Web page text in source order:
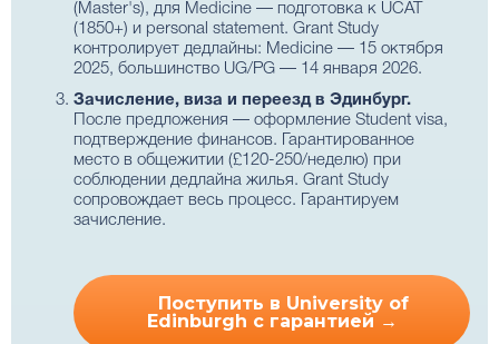
(Master's), для Medicine — подготовка к UCAT
(1850+) и personal statement. Grant Study
контролирует дедлайны: Medicine — 15 октября
2025, большинство UG/PG — 14 января 2026.
Зачисление, виза и переезд в Эдинбург.
После предложения — оформление Student visa,
подтверждение финансов. Гарантированное
место в общежитии (£120-250/неделю) при
соблюдении дедлайна жилья. Grant Study
сопровождает весь процесс. Гарантируем
зачисление.
Поступить в University of
Edinburgh с гарантией →